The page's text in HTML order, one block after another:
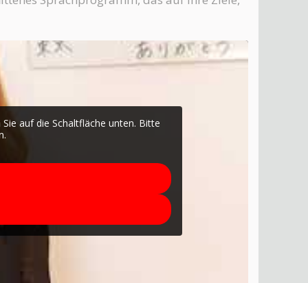
auf die Schaltfläche unten. Bitte